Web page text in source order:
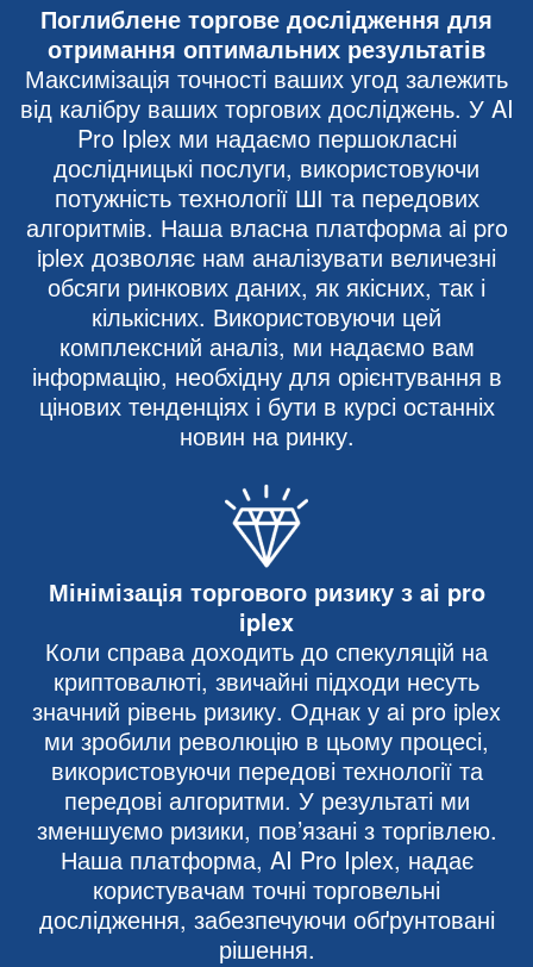
Поглиблене торгове дослідження для
отримання оптимальних результатів
Максимізація точності ваших угод залежить
від калібру ваших торгових досліджень. У AI
Pro Iplex ми надаємо першокласні
дослідницькі послуги, використовуючи
потужність технології ШІ та передових
алгоритмів. Наша власна платформа ai pro
iplex дозволяє нам аналізувати величезні
обсяги ринкових даних, як якісних, так і
кількісних. Використовуючи цей
комплексний аналіз, ми надаємо вам
інформацію, необхідну для орієнтування в
цінових тенденціях і бути в курсі останніх
новин на ринку.
Мінімізація торгового ризику з ai pro
iplex
Коли справа доходить до спекуляцій на
криптовалюті, звичайні підходи несуть
значний рівень ризику. Однак у ai pro iplex
ми зробили революцію в цьому процесі,
використовуючи передові технології та
передові алгоритми. У результаті ми
зменшуємо ризики, пов’язані з торгівлею.
Наша платформа, AI Pro Iplex, надає
користувачам точні торговельні
дослідження, забезпечуючи обґрунтовані
рішення.